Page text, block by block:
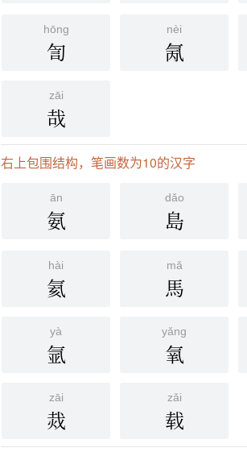
hōng
訇
nèi
氞
zāi
哉
右上包围结构，笔画数为10的汉字
ān
氨
dǎo
島
hài
氦
mǎ
馬
yà
氩
yǎng
氧
zāi
烖
zǎi
载